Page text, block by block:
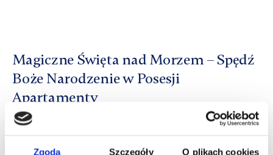
Zgoda Szczegóły O plikach cookies
Magiczne Święta nad Morzem – Spędź
Boże Narodzenie w Posesji
Apartamenty
Dodano: 21.11.2025 o 15:34